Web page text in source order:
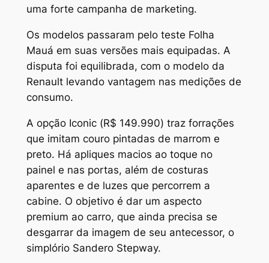
uma forte campanha de marketing.
Os modelos passaram pelo teste Folha
Mauá em suas versões mais equipadas. A
disputa foi equilibrada, com o modelo da
Renault levando vantagem nas medições de
consumo.
A opção Iconic (R$ 149.990) traz forrações
que imitam couro pintadas de marrom e
preto. Há apliques macios ao toque no
painel e nas portas, além de costuras
aparentes e de luzes que percorrem a
cabine. O objetivo é dar um aspecto
premium ao carro, que ainda precisa se
desgarrar da imagem de seu antecessor, o
simplório Sandero Stepway.